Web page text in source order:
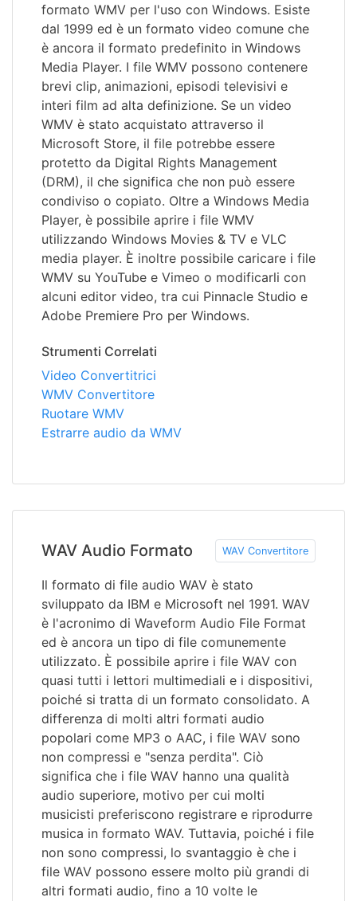
formato WMV per l'uso con Windows. Esiste
dal 1999 ed è un formato video comune che
è ancora il formato predefinito in Windows
Media Player. I file WMV possono contenere
brevi clip, animazioni, episodi televisivi e
interi film ad alta definizione. Se un video
WMV è stato acquistato attraverso il
Microsoft Store, il file potrebbe essere
protetto da Digital Rights Management
(DRM), il che significa che non può essere
condiviso o copiato. Oltre a Windows Media
Player, è possibile aprire i file WMV
utilizzando Windows Movies & TV e VLC
media player. È inoltre possibile caricare i file
WMV su YouTube e Vimeo o modificarli con
alcuni editor video, tra cui Pinnacle Studio e
Adobe Premiere Pro per Windows.
Strumenti Correlati
Video Convertitrici
WMV Convertitore
Ruotare WMV
Estrarre audio da WMV
WAV Audio Formato WAV Convertitore
Il formato di file audio WAV è stato
sviluppato da IBM e Microsoft nel 1991. WAV
è l'acronimo di Waveform Audio File Format
ed è ancora un tipo di file comunemente
utilizzato. È possibile aprire i file WAV con
quasi tutti i lettori multimediali e i dispositivi,
poiché si tratta di un formato consolidato. A
differenza di molti altri formati audio
popolari come MP3 o AAC, i file WAV sono
non compressi e "senza perdita". Ciò
significa che i file WAV hanno una qualità
audio superiore, motivo per cui molti
musicisti preferiscono registrare e riprodurre
musica in formato WAV. Tuttavia, poiché i file
non sono compressi, lo svantaggio è che i
file WAV possono essere molto più grandi di
altri formati audio, fino a 10 volte le